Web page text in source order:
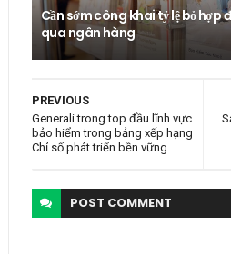
Cần sớm công khai tỷ lệ bỏ hợp
qua ngân hàng
PREVIOUS
Generali trong top đầu lĩnh vực
bảo hiểm trong bảng xếp hạng
Chỉ số phát triển bền vững
POST COMMENT